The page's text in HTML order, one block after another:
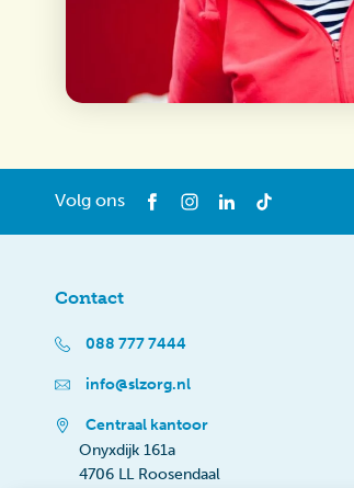
Volg ons
Contact
088 777 7444
info@slzorg.nl
Centraal kantoor
Onyxdijk 161a
4706 LL Roosendaal